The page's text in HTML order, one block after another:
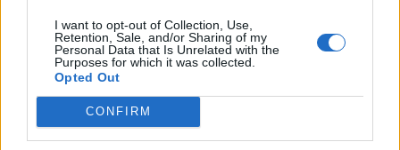
I want to opt-out of Collection, Use,
Retention, Sale, and/or Sharing of my
Personal Data that Is Unrelated with the
Purposes for which it was collected.
Opted Out
CONFIRM
MOD-Ara
Svar:
0 7 September 2021
Sæson feedbacktråd
MOD-Ara
Farm ordrer feedbacktråd
MOD-Ara
Svar:
1 14 Oktober 2019